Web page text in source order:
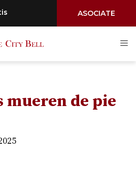
ASOCIATE
mueren de pie